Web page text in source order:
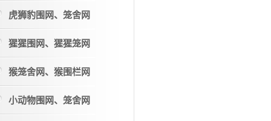
虎狮豹围网、笼舍网
猩猩围网、猩猩笼网
猴笼舍网、猴围栏网
小动物围网、笼舍网